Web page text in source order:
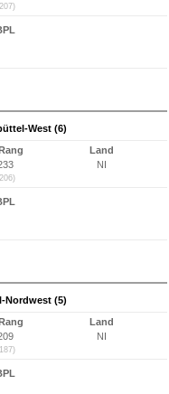
West (6)
Land
NI
Nordwest (5)
Land
NI